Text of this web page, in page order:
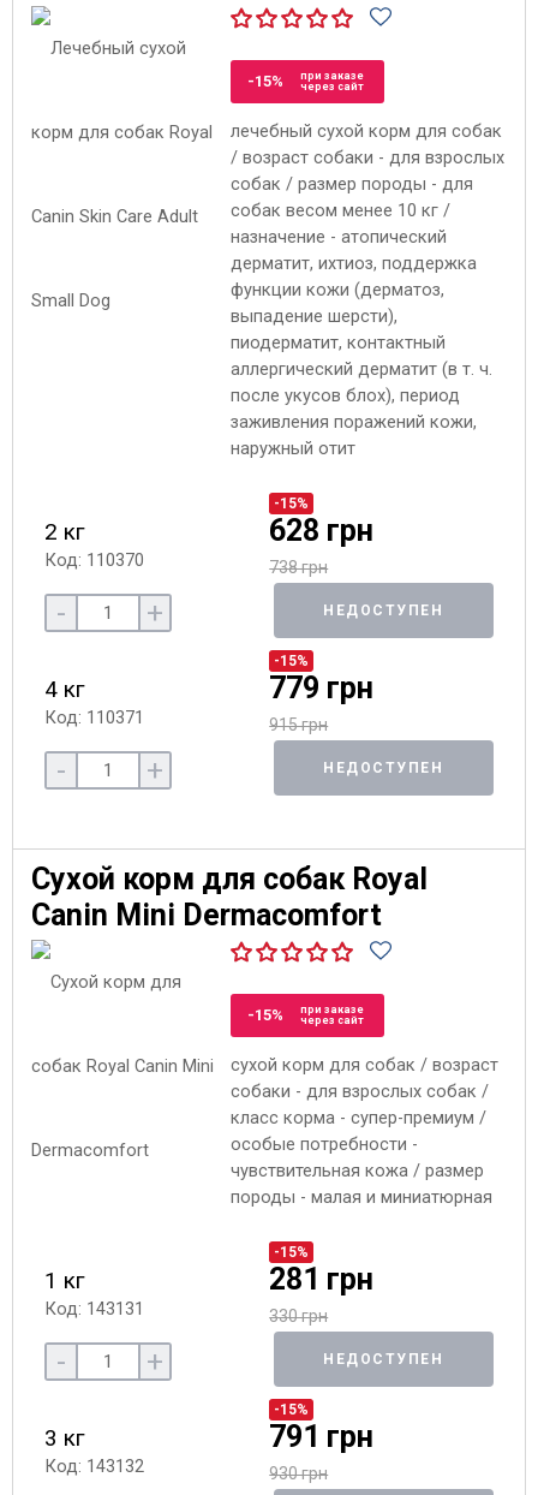
-15%
при заказе
через сайт
лечебный сухой корм для собак
/ возраст собаки - для взрослых
собак / размер породы - для
собак весом менее 10 кг /
назначение - атопический
дерматит, ихтиоз, поддержка
функции кожи (дерматоз,
выпадение шерсти),
пиодерматит, контактный
аллергический дерматит (в т. ч.
после укусов блох), период
заживления поражений кожи,
наружный отит
2 кг
Код: 110370
-15%
628 грн
738 грн
- + НЕДОСТУПЕН
4 кг
Код: 110371
-15%
779 грн
915 грн
- + НЕДОСТУПЕН
Сухой корм для собак Royal
Canin Mini Dermacomfort
-15%
при заказе
через сайт
сухой корм для собак / возраст
собаки - для взрослых собак /
класс корма - супер-премиум /
особые потребности -
чувствительная кожа / размер
породы - малая и миниатюрная
1 кг
Код: 143131
-15%
281 грн
330 грн
- + НЕДОСТУПЕН
3 кг
Код: 143132
-15%
791 грн
930 грн